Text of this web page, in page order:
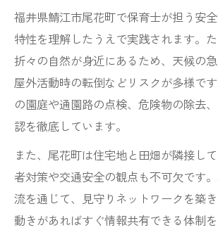
福井県鯖江市尾花町で保育士が担う安
特性を理解したうえで実践されます。
折々の自然が身近にあるため、天候の急
屋外活動時の転倒などリスクが多様で
の園庭や通園路の点検、危険物の除去
認を徹底しています。
また、尾花町は住宅地と田畑が隣接し
者対策や交通安全の観点も不可欠です
流を通じて、見守りネットワークを築
動きがあればすぐ情報共有できる体制を